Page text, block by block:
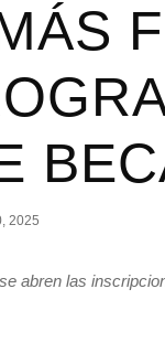
2025
abren las